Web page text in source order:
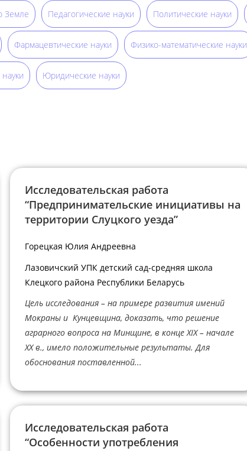
Земле Педагогические науки Политические науки
Фармацевтические науки Физико-математические науки
Юридические науки
Исследовательская работа
“Предпринимательские инициативы на
территории Слуцкого уезда”
Горецкая Юлия Андреевна
Лазовичский УПК детский сад-средняя школа
Клецкого района Республики Беларусь
Цель исследования – на примере развития имений
Мокраны и Кунцевщина, доказать, что решение
аграрного вопроса на Минщине, в конце XIX – начале
XX в., имело положительные результаты. Для
обоснования поставленной...
Исследовательская работа
“Особенности употребления